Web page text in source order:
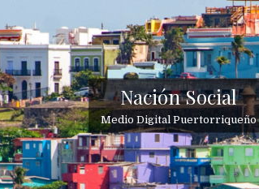
Nación Social
Medio Digital Puertorriqueño